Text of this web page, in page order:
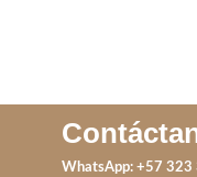
WhatsApp: +57